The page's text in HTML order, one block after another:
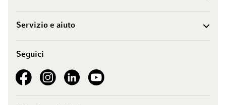
Servizio e aiuto
Seguici
See our FacebookSee our Instagram account
See our LinkedInSee our YouTube channel